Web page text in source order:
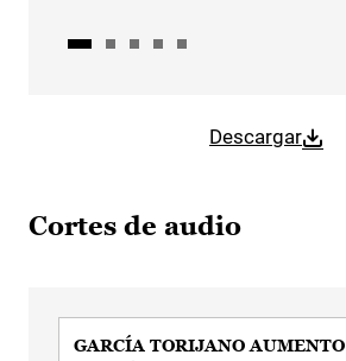
Descargar
Cortes de audio
GARCÍA TORIJANO AUMENTO